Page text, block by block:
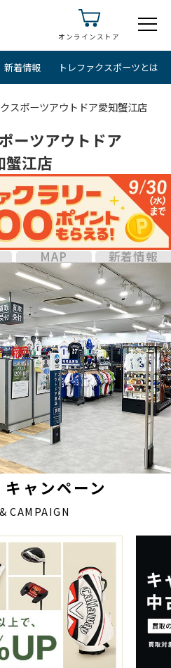
オンラインストア
新着情報 トレファクスポーツとは
スポーツアウトドア愛知蟹江店
ーツアウトドア
蟹江店
MAP 新着情報
ャンペーン
CAMPAIGN